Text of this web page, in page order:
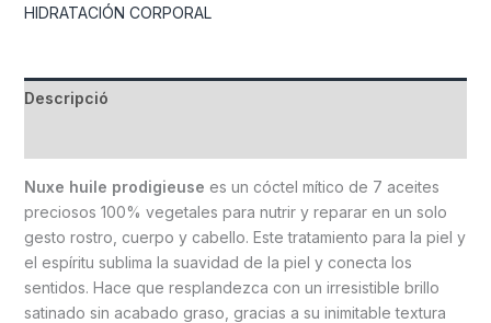
HIDRATACIÓN CORPORAL
Descripció
Nuxe huile prodigieuse es un cóctel mítico de 7 aceites
preciosos 100% vegetales para nutrir y reparar en un solo
gesto rostro, cuerpo y cabello. Este tratamiento para la piel y
el espíritu sublima la suavidad de la piel y conecta los
sentidos. Hace que resplandezca con un irresistible brillo
satinado sin acabado graso, gracias a su inimitable textura